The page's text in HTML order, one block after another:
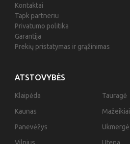
ATSTOVYBĖS
Klaipėda
Kaunas
Panevėžys
Tauragė
Mažeikiai
Ukmergė
Kontaktai
Tapk partneriu
Privatumo politika
Garantija
Prekių pristatymas ir grąžinimas